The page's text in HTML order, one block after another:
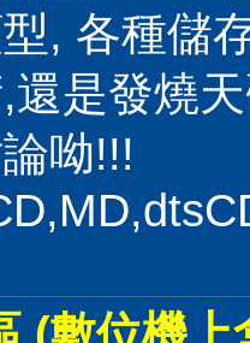
, 各種儲
還是發燒
呦!!!